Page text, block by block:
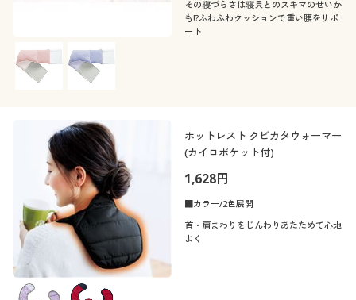
その寝づらさは寝具とのスキマのせいか
も!?ふわふわクッションで重い腰をサポ
ート
ホットレスト クビカタウォーマー
(カイロポケット付)
1,628円
■カラー/2色展開
首・肩まわりをじんわりあたためて心地
よく